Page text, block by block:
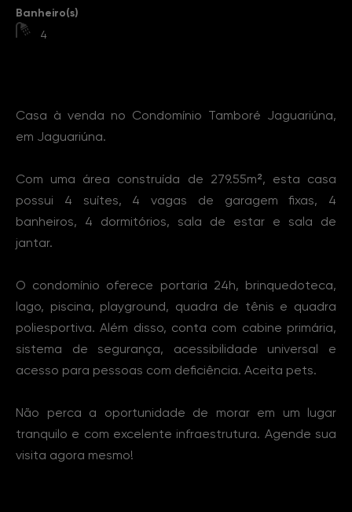
Banheiro(s)
4
Casa à venda no Condomínio Tamboré Jaguariúna,
em Jaguariúna.
Com uma área construída de 279.55m², esta casa
possui 4 suítes, 4 vagas de garagem fixas, 4
banheiros, 4 dormitórios, sala de estar e sala de
jantar.
O condomínio oferece portaria 24h, brinquedoteca,
lago, piscina, playground, quadra de tênis e quadra
poliesportiva. Além disso, conta com cabine primária,
sistema de segurança, acessibilidade universal e
acesso para pessoas com deficiência. Aceita pets.
Não perca a oportunidade de morar em um lugar
tranquilo e com excelente infraestrutura. Agende sua
visita agora mesmo!